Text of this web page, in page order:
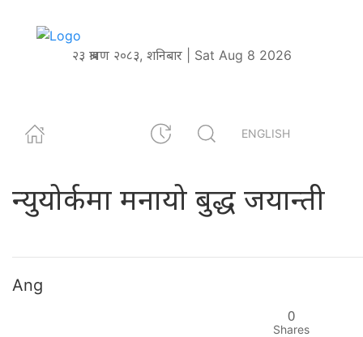
२३ श्रावण २०८३, शनिबार | Sat Aug 8 2026
ENGLISH
न्युयोर्कमा मनायो बुद्ध जयान्ती
Ang
0
Shares